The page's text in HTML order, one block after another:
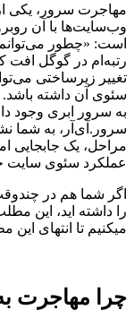
مهاجرت سرور، یکی
وب‌سایت‌ها با آن
است: «چطور
رتبه‌ام در گوگل افت
تغییر زیرساختی
سئوی آن داشته باشد.
به سرور ابری وجود
سرور.آی‌آر، به شما
مراحل، یک جابجایی
عملکرد سئوی سایت
اگر شما هم در
را داشته اید، این
میکنیم تا انتهای
چرا مهاجرت